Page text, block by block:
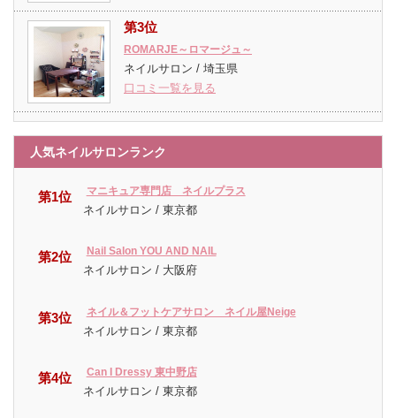
第3位
ROMARJE～ロマージュ～
ネイルサロン / 埼玉県
口コミ一覧を見る
人気ネイルサロンランク
第1位 マニキュア専門店 ネイルプラス
ネイルサロン / 東京都
第2位 Nail Salon YOU AND NAIL
ネイルサロン / 大阪府
第3位 ネイル＆フットケアサロン ネイル屋Neige
ネイルサロン / 東京都
第4位 Can I Dressy 東中野店
ネイルサロン / 東京都